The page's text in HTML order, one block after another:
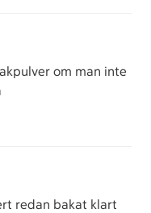
om man inte
redan bakat klart